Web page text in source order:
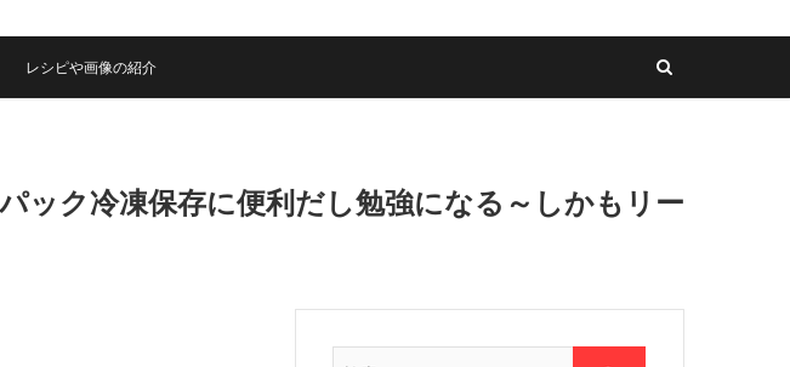
レシピや画像の紹介
ック冷凍保存に便利だし勉強になる～しかもリー